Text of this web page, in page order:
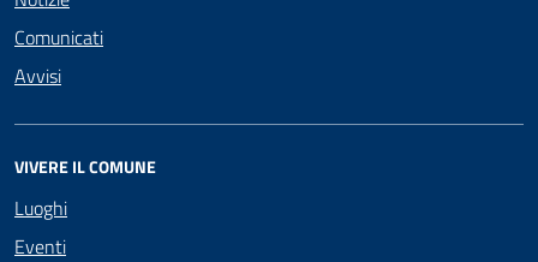
Comunicati
Avvisi
VIVERE IL COMUNE
Luoghi
Eventi